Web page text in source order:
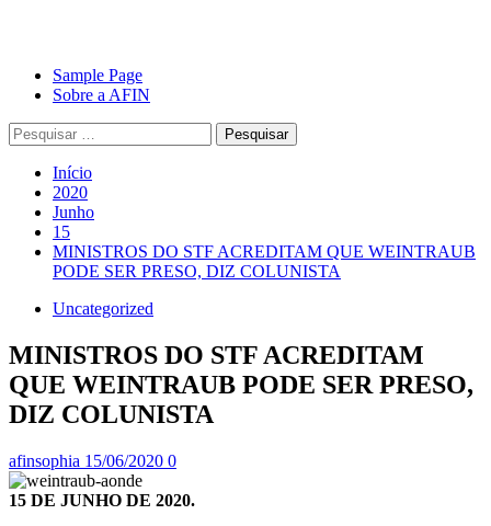
Avançar
para
conteúdo
Primary
Menu
Sample Page
Sobre a AFIN
Pesquisar
por:
Início
2020
Junho
15
MINISTROS DO STF ACREDITAM QUE WEINTRAUB
PODE SER PRESO, DIZ COLUNISTA
Uncategorized
MINISTROS DO STF ACREDITAM
QUE WEINTRAUB PODE SER PRESO,
DIZ COLUNISTA
afinsophia 15/06/2020 0
15 DE JUNHO DE 2020.